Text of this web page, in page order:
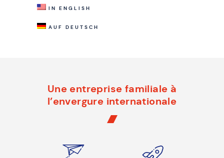
IN ENGLISH
AUF DEUTSCH
Une entreprise familiale à
l’envergure internationale